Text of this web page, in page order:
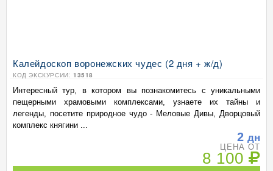
Калейдоскоп воронежских чудес (2 дня + ж/д)
КОД ЭКСКУРСИИ: 13518
Интересный тур, в котором вы познакомитесь с уникальными
пещерными храмовыми комплексами, узнаете их тайны и
легенды, посетите природное чудо - Меловые Дивы, Дворцовый
комплекс княгини ...
2 дн
ЦЕНА ОТ
8 100